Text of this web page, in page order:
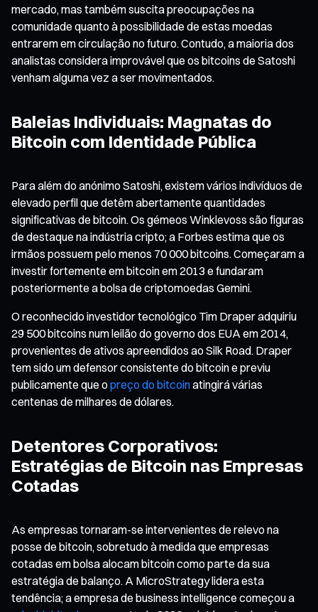
mercado, mas também suscita preocupações na
comunidade quanto à possibilidade de estas moedas
entrarem em circulação no futuro. Contudo, a maioria dos
analistas considera improvável que os bitcoins de Satoshi
venham alguma vez a ser movimentados.
Baleias Individuais: Magnatas do
Bitcoin com Identidade Pública
Para além do anónimo Satoshi, existem vários indivíduos de
elevado perfil que detêm abertamente quantidades
significativas de bitcoin. Os gémeos Winklevoss são figuras
de destaque na indústria cripto; a Forbes estima que os
irmãos possuem pelo menos 70 000 bitcoins. Começaram a
investir fortemente em bitcoin em 2013 e fundaram
posteriormente a bolsa de criptomoedas Gemini.
O reconhecido investidor tecnológico Tim Draper adquiriu
29 500 bitcoins num leilão do governo dos EUA em 2014,
provenientes de ativos apreendidos ao Silk Road. Draper
tem sido um defensor consistente do bitcoin e previu
publicamente que opreço do bitcoinatingirá várias
centenas de milhares de dólares.
Detentores Corporativos:
Estratégias de Bitcoin nas Empresas
Cotadas
As empresas tornaram-se intervenientes de relevo na
posse de bitcoin, sobretudo à medida que empresas
cotadas em bolsa alocam bitcoin como parte da sua
estratégia de balanço. A MicroStrategy lidera esta
tendência; a empresa de business intelligence começou a